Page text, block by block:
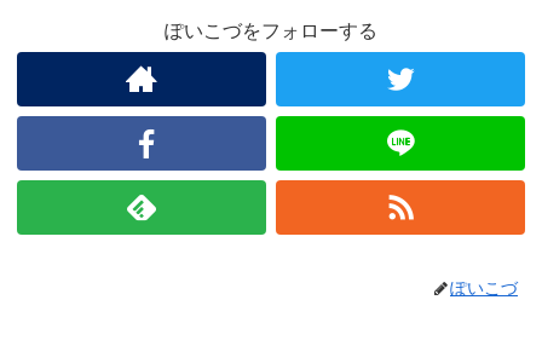
ぽいこづをフォローする
ぽいこづ